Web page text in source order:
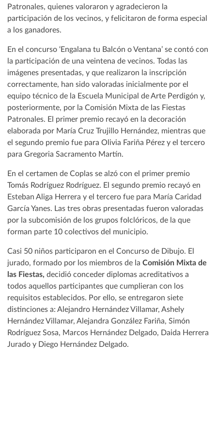
Patronales, quienes valoraron y agradecieron la
participación de los vecinos, y felicitaron de forma especial
a los ganadores.
En el concurso ‘Engalana tu Balcón o Ventana’ se contó con
la participación de una veintena de vecinos. Todas las
imágenes presentadas, y que realizaron la inscripción
correctamente, han sido valoradas inicialmente por el
equipo técnico de la Escuela Municipal de Arte Perdigón y,
posteriormente, por la Comisión Mixta de las Fiestas
Patronales. El primer premio recayó en la decoración
elaborada por María Cruz Trujillo Hernández, mientras que
el segundo premio fue para Olivia Fariña Pérez y el tercero
para Gregoria Sacramento Martín.
En el certamen de Coplas se alzó con el primer premio
Tomás Rodríguez Rodríguez. El segundo premio recayó en
Esteban Aliga Herrera y el tercero fue para María Caridad
García Yanes. Las tres obras presentadas fueron valoradas
por la subcomisión de los grupos folclóricos, de la que
forman parte 10 colectivos del municipio.
Casi 50 niños participaron en el Concurso de Dibujo. El
jurado, formado por los miembros de la Comisión Mixta de
las Fiestas, decidió conceder diplomas acreditativos a
todos aquellos participantes que cumplieran con los
requisitos establecidos. Por ello, se entregaron siete
distinciones a: Alejandro Hernández Villamar, Ashely
Hernández Villamar, Alejandra González Fariña, Simón
Rodríguez Sosa, Marcos Hernández Delgado, Daida Herrera
Jurado y Diego Hernández Delgado.